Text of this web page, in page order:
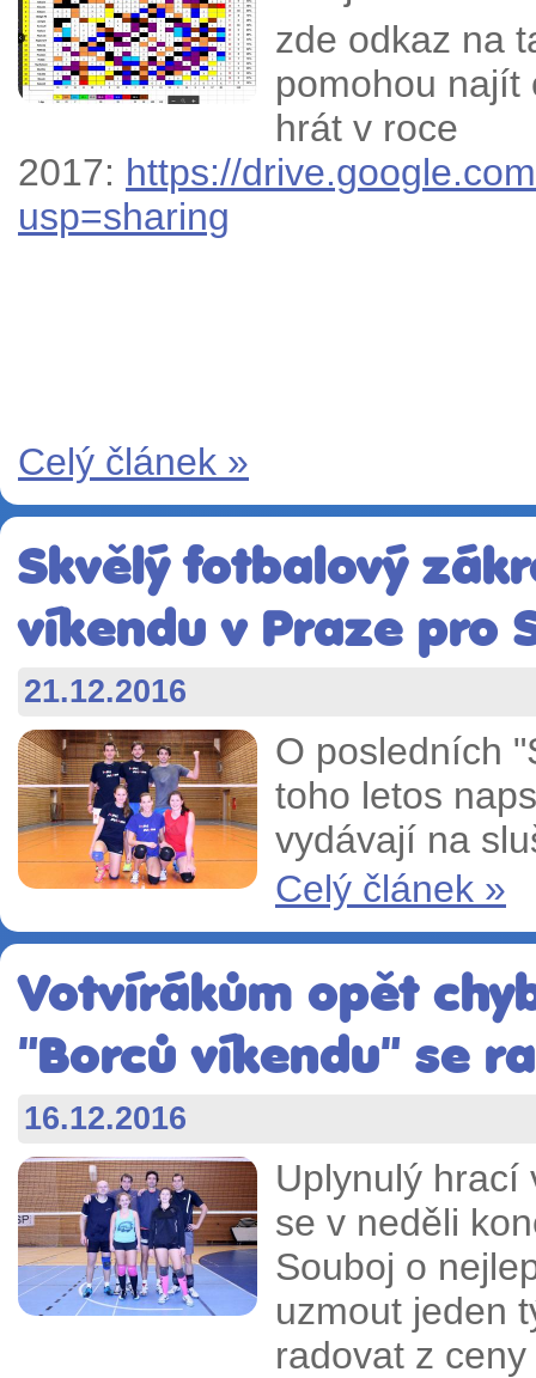
zde odkaz na
pomohou najít
hrát v roce
2017: https://
usp=sharing
Celý článek »
Skvělý fotbalový
víkendu v Praze pro
21.12.2016
O posledních
toho letos
vydávají na
Celý článek »
Votvírákům opět
"Borců víkendu" se
16.12.2016
Uplynulý hrací
se v neděli
Souboj o
uzmout jeden
radovat z